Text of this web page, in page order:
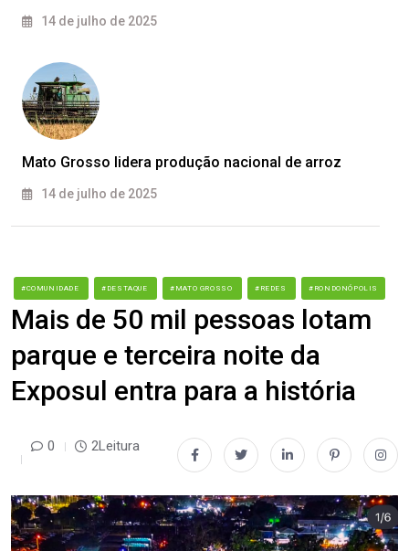
14 de julho de 2025
Mato Grosso lidera produção nacional de arroz
14 de julho de 2025
#COMUNIDADE #DESTAQUE #MATO GROSSO #REDES #RONDONÓPOLIS
Mais de 50 mil pessoas lotam
parque e terceira noite da
Exposul entra para a história
0 2Leitura